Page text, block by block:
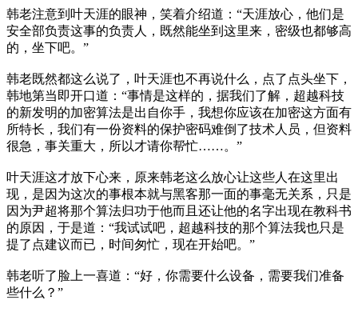
韩老注意到叶天涯的眼神，笑着介绍道：“天涯放心，他们是
安全部负责这事的负责人，既然能坐到这里来，密级也都够高
的，坐下吧。”
韩老既然都这么说了，叶天涯也不再说什么，点了点头坐下，
韩地第当即开口道：“事情是这样的，据我们了解，超越科技
的新发明的加密算法是出自你手，我想你应该在加密这方面有
所特长，我们有一份资料的保护密码难倒了技术人员，但资料
很急，事关重大，所以才请你帮忙……。”
叶天涯这才放下心来，原来韩老这么放心让这些人在这里出
现，是因为这次的事根本就与黑客那一面的事毫无关系，只是
因为尹超将那个算法归功于他而且还让他的名字出现在教科书
的原因，于是道：“我试试吧，超越科技的那个算法我也只是
提了点建议而已，时间匆忙，现在开始吧。”
韩老听了脸上一喜道：“好，你需要什么设备，需要我们准备
些什么？”